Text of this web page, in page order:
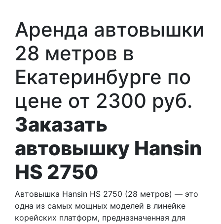
Аренда автовышки
28 метров в
Екатеринбурге по
цене от 2300 руб.
Заказать
автовышку Hansin
HS 2750
Автовышка Hansin HS 2750 (28 метров) — это
одна из самых мощных моделей в линейке
корейских платформ, предназначенная для